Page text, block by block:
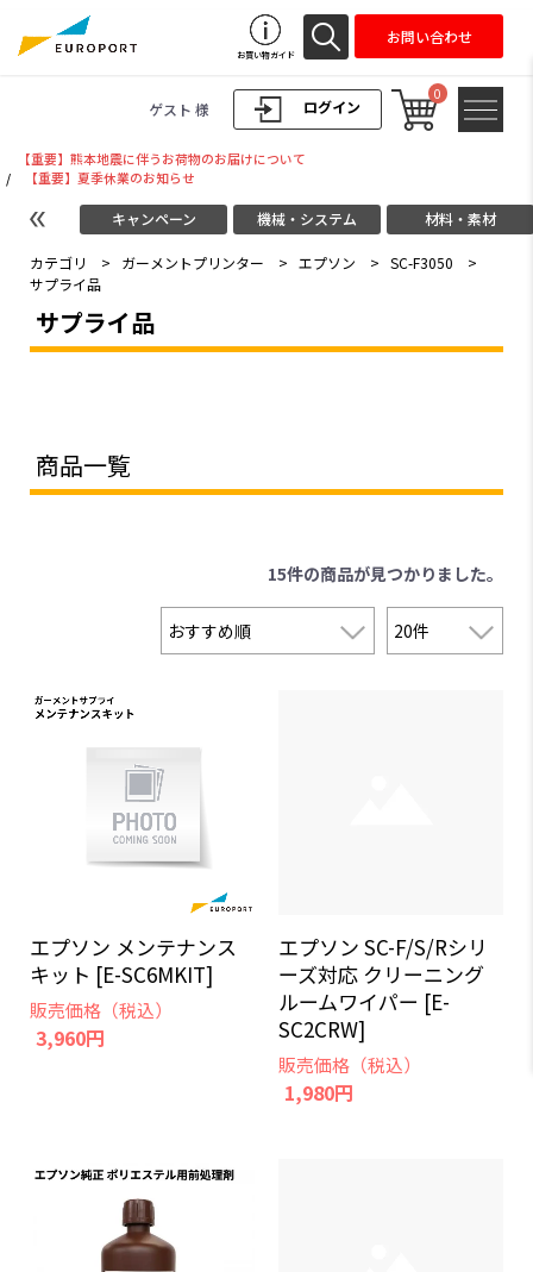
ログイン
ゲスト 様
0
お買い物ガイド
お問い合わせ
【重要】熊本地震に伴うお荷物のお届けについて
/
【重要】夏季休業のお知らせ
キャンペーン 機械・システム 材料・素材
カテゴリ > ガーメントプリンター > エプソン > SC-F3050
>
サプライ品
サプライ品
商品一覧
15件の商品が見つかりました。
エプソン メンテナンス
キット [E-SC6MKIT]
販売価格（税込）
3,960円
エプソン SC-F/S/Rシリ
ーズ対応 クリーニング
ルームワイパー [E-
SC2CRW]
販売価格（税込）
1,980円